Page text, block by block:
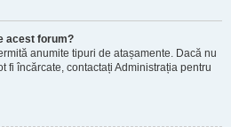
acest forum?
anumite tipuri de atașamente. Dacă nu
fi încărcate, contactați Administrația pentru